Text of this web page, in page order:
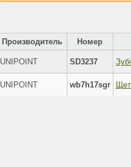
Производитель Номер
UNIPOINT SD3237
UNIPOINT wb7h17sgr